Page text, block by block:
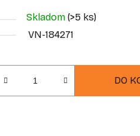
Skladom (>5 ks)
VN-184271
DO